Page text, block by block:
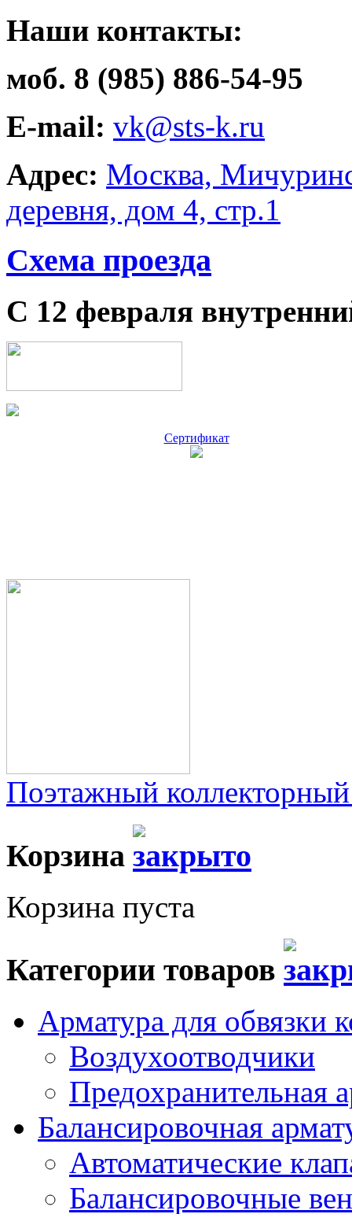
Наши контакты:
моб. 8 (985) 886-54-95
E-mail: vk@sts-k.ru
Адрес: Москва,
деревня, дом 4, стр.1
Схема проезда
С 12 февраля
Сертификат
Поэтажный
Корзина
Корзина пуста
Категории товаров
Арматура для обвязки
Воздухоотводчики
Предохранительная
Балансировочная
Автоматические
Балансировочные